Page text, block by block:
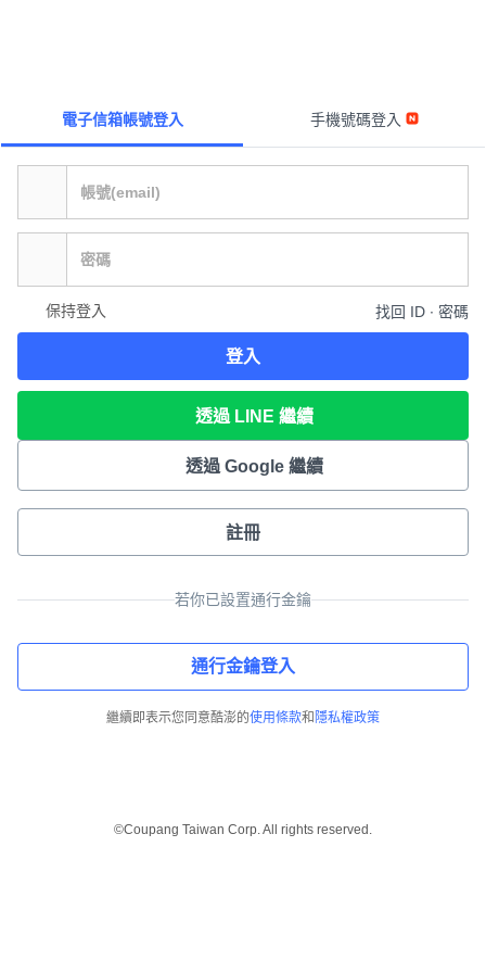
電子信箱帳號登入 手機號碼登入
保持登入 找回 ID ∙ 密碼
登入
透過 LINE 繼續
透過 Google 繼續
註冊
若你已設置通行金鑰
通行金鑰登入
繼續即表示您同意酷澎的使用條款和 隱私權政策
©Coupang Taiwan Corp. All rights reserved.